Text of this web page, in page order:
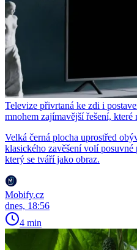
Televize přivrtaná ke zdi i
mnohem zajímavější řešení, které
Velká černá plocha uprostřed
klasického zavěšení volí
který se tváří jako obraz.
Mobify.cz
dnes, 18:56
4 min